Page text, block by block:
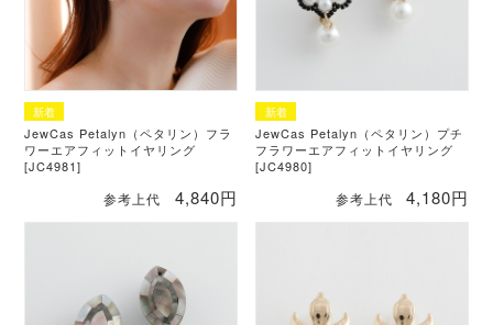
JewCas Petalyn（ペタリン）フラ
ワーエアフィットイヤリング
[JC4981]
参考上代
4,840円
JewCas Petalyn（ペタリン）プチ
フラワーエアフィットイヤリング
[JC4980]
参考上代
4,180円